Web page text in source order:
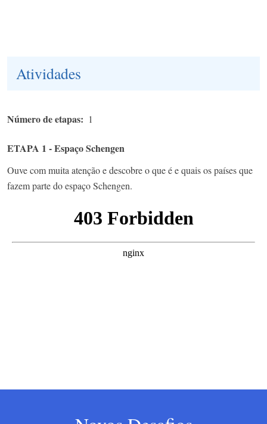
Atividades
Número de etapas 1
ETAPA 1 - Espaço Schengen
Ouve com muita atenção e descobre o que é e quais os países que
fazem parte do espaço Schengen.